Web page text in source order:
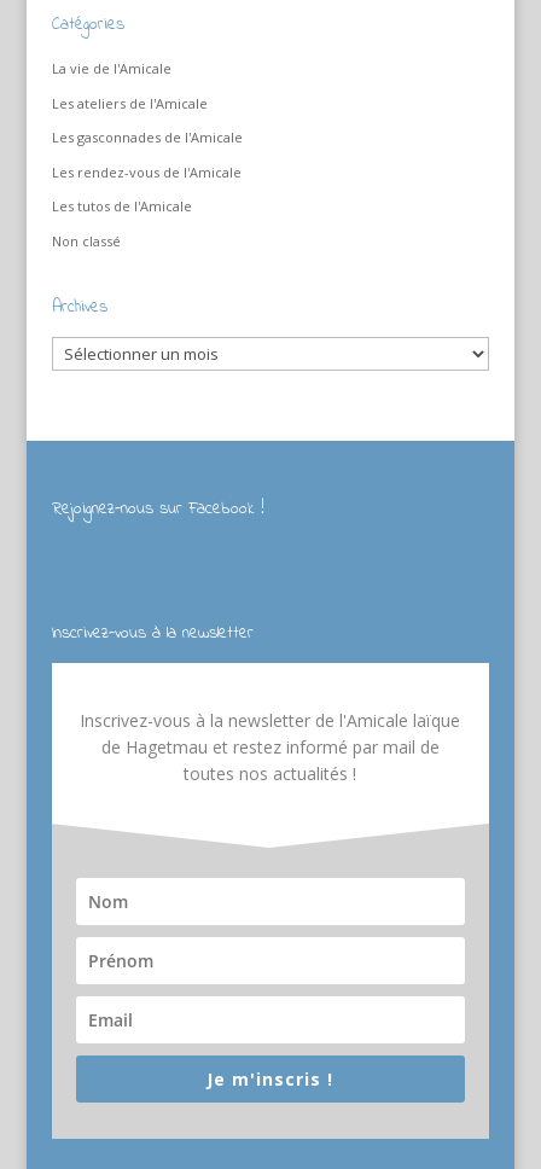
Catégories
La vie de l'Amicale
Les ateliers de l'Amicale
Les gasconnades de l'Amicale
Les rendez-vous de l'Amicale
Les tutos de l'Amicale
Non classé
Archives
Archives
Rejoignez-nous sur Facebook !
Inscrivez-vous à la newsletter
Inscrivez-vous à la newsletter de l'Amicale laïque
de Hagetmau et restez informé par mail de
toutes nos actualités !
Je m'inscris !